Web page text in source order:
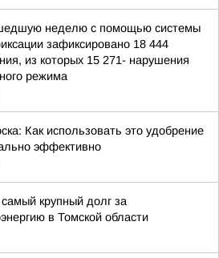
неделю с помощью системы
зафиксировано 18 444
из которых 15 271- нарушения
режима
Как использовать это удобрение
эффективно
крупный долг за
в Томской области